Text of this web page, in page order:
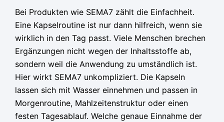
Bei Produkten wie SEMA7 zählt die Einfachheit.
Eine Kapselroutine ist nur dann hilfreich, wenn sie
wirklich in den Tag passt. Viele Menschen brechen
Ergänzungen nicht wegen der Inhaltsstoffe ab,
sondern weil die Anwendung zu umständlich ist.
Hier wirkt SEMA7 unkompliziert. Die Kapseln
lassen sich mit Wasser einnehmen und passen in
Morgenroutine, Mahlzeitenstruktur oder einen
festen Tagesablauf. Welche genaue Einnahme der